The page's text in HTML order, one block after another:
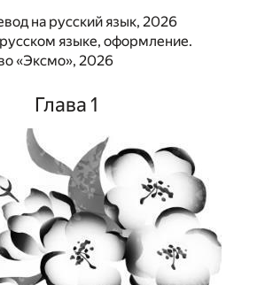
на русский язык, 2026
языке, оформление.
«Эксмо», 2026
Глава 1